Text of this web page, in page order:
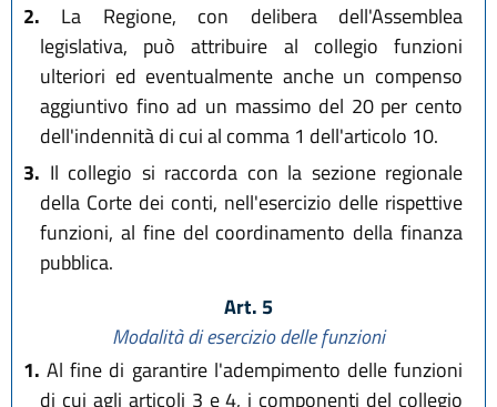
2. La Regione, con delibera dell'Assemblea
legislativa, può attribuire al collegio funzioni
ulteriori ed eventualmente anche un compenso
aggiuntivo fino ad un massimo del 20 per cento
dell'indennità di cui al comma 1 dell'articolo 10.
3. Il collegio si raccorda con la sezione regionale
della Corte dei conti, nell'esercizio delle rispettive
funzioni, al fine del coordinamento della finanza
pubblica.
Art. 5
Modalità di esercizio delle funzioni
1. Al fine di garantire l'adempimento delle funzioni
di cui agli articoli 3 e 4, i componenti del collegio